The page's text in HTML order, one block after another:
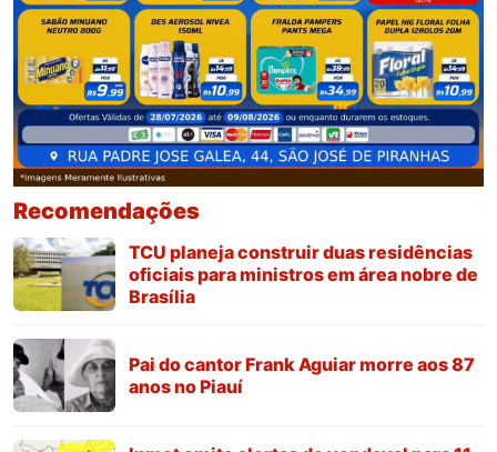
Recomendações
TCU planeja construir duas residências
oficiais para ministros em área nobre de
Brasília
Pai do cantor Frank Aguiar morre aos 87
anos no Piauí